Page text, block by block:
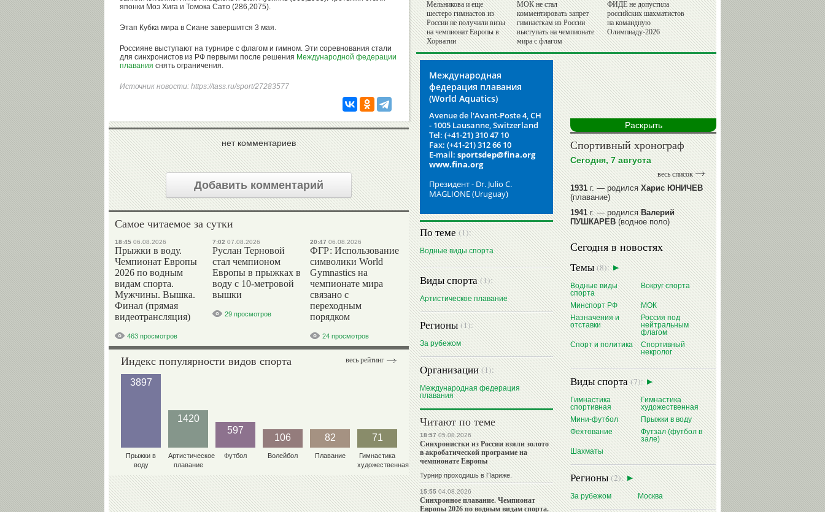
японки Моэ Хига и Томока Сато (286,2075).
Этап Кубка мира в Сиане завершится 3 мая.
Россияне выступают на турнире с флагом и гимном. Эти соревнования стали
для синхронистов из РФ первыми после решения Международной федерации
плавания снять ограничения.
Источник новости: https://tass.ru/sport/27283577
нет комментариев
Добавить комментарий
Самое читаемое за сутки
18:45 06.08.2026
Прыжки в воду.
Чемпионат Европы
2026 по водным
видам спорта.
Мужчины. Вышка.
Финал (прямая
видеотрансляция)
463 просмотров
7:02 07.08.2026
Руслан Терновой
стал чемпионом
Европы в прыжках в
воду с 10-метровой
вышки
29 просмотров
20:47 06.08.2026
ФГР: Использование
символики World
Gymnastics на
чемпионате мира
связано с
переходным
порядком
24 просмотров
весь рейтинг
Индекс популярности видов спорта
3897
Прыжки в
воду
1420
Артистическое
плавание
597
Футбол
106
Волейбол
82
Плавание
71
Гимнастика
художественная
Мельникова и еще
шестеро гимнастов из
России не получили визы
на чемпионат Европы в
Хорватии
МОК не стал
комментировать запрет
гимнасткам из России
выступать на чемпионате
мира с флагом
ФИДЕ не допустила
российских шахматистов
на командную
Олимпиаду-2026
Международная
федерация плавания
(World Aquatics)
Avenue de l'Avant-Poste 4, CH
- 1005 Lausanne, Switzerland
Tel: (+41-21) 310 47 10
Fax: (+41-21) 312 66 10
E-mail: sportsdep@fina.org
www.fina.org
Президент - Dr. Julio C.
MAGLIONE (Uruguay)
По теме(1):
Водные виды спорта
Виды спорта(1):
Артистическое плавание
Регионы(1):
За рубежом
Организации(1):
Международная федерация
плавания
Читают по теме
18:5705.08.2026
Синхронистки из России взяли золото
в акробатической программе на
чемпионате Европы
Турнир проходишь в Париже.
15:5504.08.2026
Синхронное плавание. Чемпионат
Европы 2026 по водным видам спорта.
Раскрыть
Спортивный хронограф
Сегодня, 7 августа
весь список
1931г. — родилсяХарис ЮНИЧЕВ
(плавание)
1941г. — родилсяВалерий
ПУШКАРЕВ(водное поло)
1947г. — родилсяВалерий
ИЛЬИНЫХ(гимнастика спортивная)
1954г. — родилсяВалерий
ГАЗЗАЕВ(футбол)
1956г. — родилсяВладимир
РЫБАКОВ(легкая атлетика)
читать далее
Сегодня в новостях
Темы(8):
Водные виды
спорта
Вокруг спорта
Минспорт РФ
МОК
Назначения и
отставки
Россия под
нейтральным
флагом
Спорт и политика
Спортивный
некролог
Виды спорта(7):
Гимнастика
спортивная
Гимнастика
художественная
Мини-футбол
Прыжки в воду
Фехтование
Футзал (футбол в
зале)
Шахматы
Регионы(2):
За рубежом Москва